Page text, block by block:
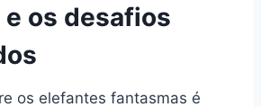
os desafios
os elefantes fantasmas é